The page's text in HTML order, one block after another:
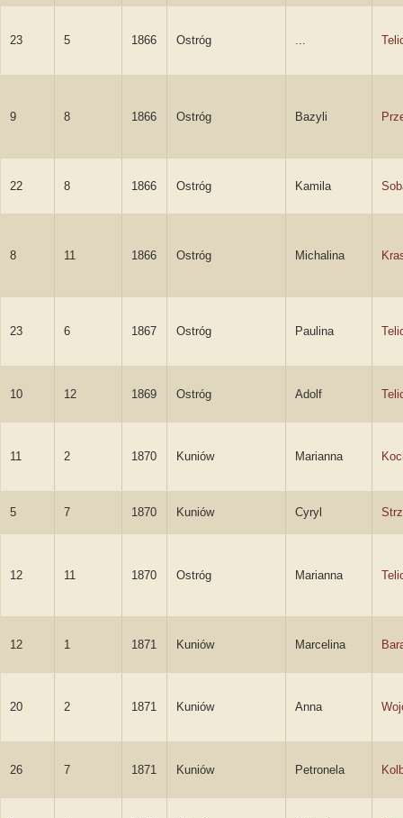
23 5 1866 Ostróg ...
9 8 1866 Ostróg Bazyli
22 8 1866 Ostróg Kamila
8 11 1866 Ostróg Michalina
23 6 1867 Ostróg Paulina
10 12 1869 Ostróg Adolf
11 2 1870 Kuniów Marianna
5 7 1870 Kuniów Cyryl
12 11 1870 Ostróg Marianna
12 1 1871 Kuniów Marcelina
20 2 1871 Kuniów Anna
26 7 1871 Kuniów Petronela